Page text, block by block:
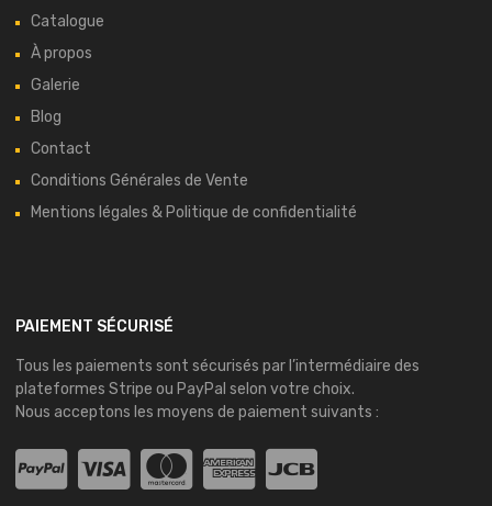
Catalogue
À propos
Galerie
Blog
Contact
Conditions Générales de Vente
Mentions légales & Politique de confidentialité
PAIEMENT SÉCURISÉ
Tous les paiements sont sécurisés par l’intermédiaire des
plateformes Stripe ou PayPal selon votre choix.
Nous acceptons les moyens de paiement suivants :